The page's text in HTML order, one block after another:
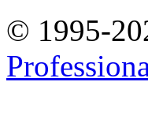
© 1995-